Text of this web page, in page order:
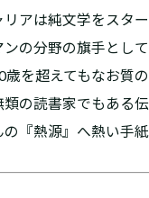
アは純文学をスタ
の分野の旗手とし
歳を超えてもなお質
の読書家でもある
『熱源』へ熱い手紙が